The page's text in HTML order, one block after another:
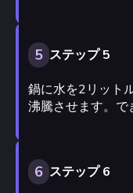
5 ステップ 5
鍋に水を2リット
沸騰させます。で
6 ステップ 6